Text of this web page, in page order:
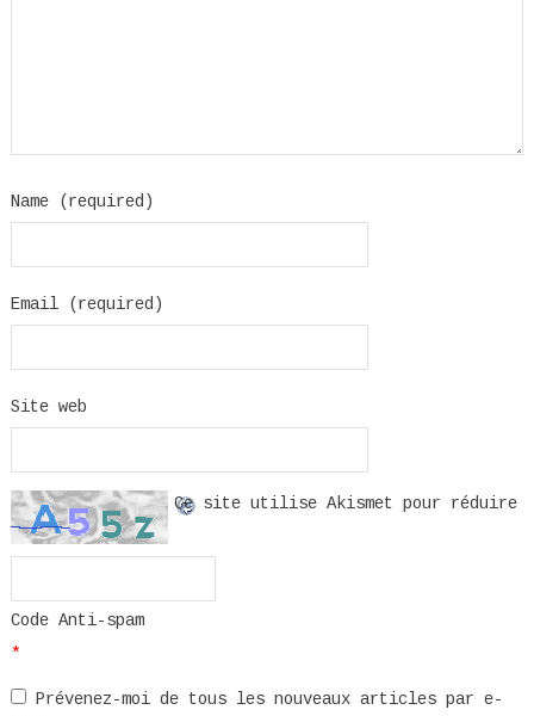
Name (required)
Email (required)
Site web
Code Anti-spam
*
Prévenez-moi de tous les nouveaux articles par e-
Ce site utilise Akismet pour réduire